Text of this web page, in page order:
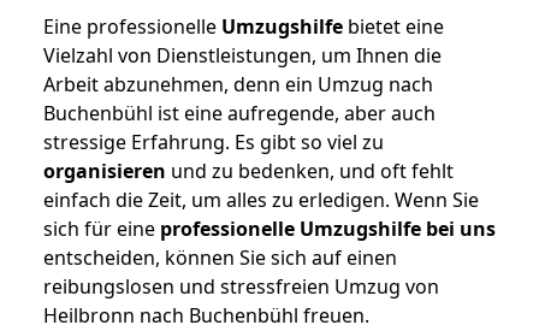
Eine professionelle Umzugshilfe bietet eine
Vielzahl von Dienstleistungen, um Ihnen die
Arbeit abzunehmen, denn ein Umzug nach
Buchenbühl ist eine aufregende, aber auch
stressige Erfahrung. Es gibt so viel zu
organisieren und zu bedenken, und oft fehlt
einfach die Zeit, um alles zu erledigen. Wenn Sie
sich für eine professionelle Umzugshilfe bei uns
entscheiden, können Sie sich auf einen
reibungslosen und stressfreien Umzug von
Heilbronn nach Buchenbühl freuen.